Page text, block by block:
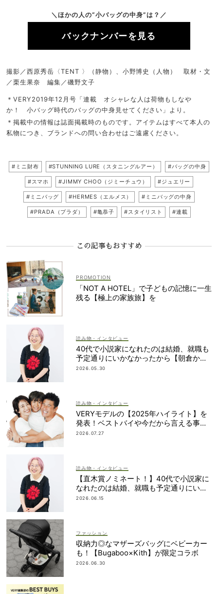
＼ほかの人の“小バッグの中身”は？／
バックナンバーを見る
撮影／西原秀岳〈TENT 〉（静物）、小野博史（人物） 取材・文
／栗生果奈 編集／磯野文子
＊VERY2019年12月号「連載 オシャレな人は荷物もしなや
か！ 小バッグ時代のバッグの中身見せてください」より。
＊掲載中の情報は誌面掲載時のものです。アイテムはすべて本人の
私物につき、ブランドへの問い合わせはご遠慮ください。
#ミニ財布 #STUNNING LURE（スタニングルアー） #バッグの中身
#スマホ #JIMMY CHOO（ジミーチュウ） #ジュエリー
#ミニバッグ #HERMES（エルメス） #ミニバッグの中身
#PRADA（プラダ） #亀恭子 #スタイリスト #連載
この記事もおすすめ
「NOT A HOTEL」で子どもの記憶に一生
残る【極上の家族旅】を
読み物・インタビュー
40代で小説家になれたのは結婚、就職も
予定通りにいかなかったから【朝倉かす
みさん】
2026.05.30
読み物・インタビュー
VERYモデルの【2025年ハイライト】を
発表！ベストバイや今だから言える事件
簿も大公開
2026.07.27
読み物・インタビュー
【直木賞ノミネート！】40代で小説家に
なれたのは結婚、就職も予定通りにいか
なかったから｜朝倉かすみさん
2026.06.15
ファッション
収納力◎なマザーズバッグにベビーカー
も！【Bugaboo×Kith】が限定コラボ
2026.06.30